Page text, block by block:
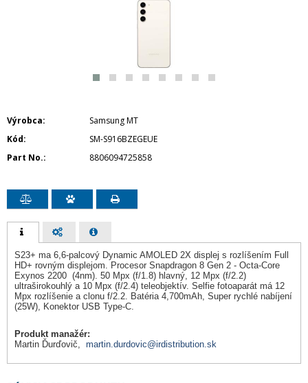
Výrobca
Samsung MT
Kód
SM-S916BZEGEUE
Part No.
8806094725858
S23+ ma 6,6-palcový Dynamic AMOLED 2X displej s rozlíšením Full
HD+ rovným displejom. Procesor Snapdragon 8 Gen 2 - Octa-Core
Exynos 2200 (4nm). 50 Mpx (f/1.8) hlavný, 12 Mpx (f/2.2)
ultraširokouhlý a 10 Mpx (f/2.4) teleobjektív. Selfie fotoaparát má 12
Mpx rozlíšenie a clonu f/2.2. Batéria 4,700mAh, Super rychlé nabíjení
(25W), Konektor USB Type-C.
Produkt manažér:
Martin Ďurďovič, martin.durdovic@irdistribution.sk